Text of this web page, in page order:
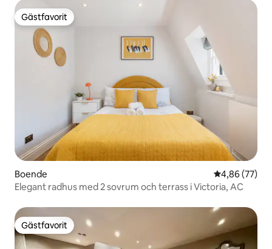
Gästfavorit
Gästfavorit
Boende 4,86 av 5 i
4,86 (77)
Elegant radhus med 2 sovrum och terrass i Victoria, AC
Gästfavorit
Gästfavorit